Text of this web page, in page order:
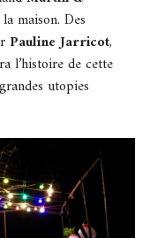
maison. Des
Pauline Jarricot,
l’histoire de cette
utopies